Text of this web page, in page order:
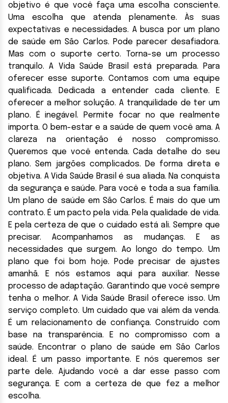
objetivo é que você faça uma escolha consciente.
Uma escolha que atenda plenamente. Às suas
expectativas e necessidades. A busca por um plano
de saúde em São Carlos. Pode parecer desafiadora.
Mas com o suporte certo. Torna-se um processo
tranquilo. A Vida Saúde Brasil está preparada. Para
oferecer esse suporte. Contamos com uma equipe
qualificada. Dedicada a entender cada cliente. E
oferecer a melhor solução. A tranquilidade de ter um
plano. É inegável. Permite focar no que realmente
importa. O bem-estar e a saúde de quem você ama. A
clareza na orientação é nosso compromisso.
Queremos que você entenda. Cada detalhe do seu
plano. Sem jargões complicados. De forma direta e
objetiva. A Vida Saúde Brasil é sua aliada. Na conquista
da segurança e saúde. Para você e toda a sua família.
Um plano de saúde em São Carlos. É mais do que um
contrato. É um pacto pela vida. Pela qualidade de vida.
E pela certeza de que o cuidado está ali. Sempre que
precisar. Acompanhamos as mudanças. E as
necessidades que surgem. Ao longo do tempo. Um
plano que foi bom hoje. Pode precisar de ajustes
amanhã. E nós estamos aqui para auxiliar. Nesse
processo de adaptação. Garantindo que você sempre
tenha o melhor. A Vida Saúde Brasil oferece isso. Um
serviço completo. Um cuidado que vai além da venda.
É um relacionamento de confiança. Construído com
base na transparência. E no compromisso com a
saúde. Encontrar o plano de saúde em São Carlos
ideal. É um passo importante. E nós queremos ser
parte dele. Ajudando você a dar esse passo com
segurança. E com a certeza de que fez a melhor
escolha.